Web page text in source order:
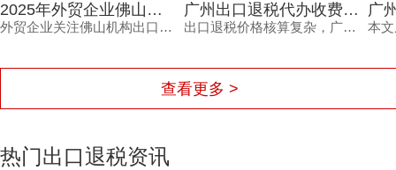
广州出口退税代办收费，为何从几千到上万不等？一文读懂
出口退税价格核算复杂，广州出口退税代办收费从几千到上万不等，究竟差在哪里？本文梳理影响收费的核心因素与价格核算风险，并解读鸿裕财税的透明报价策略。
广州专业办理出口退税报价如何确定？看完不再被低价套路
本文从销售收入、服务链路、风险承担等维度，分析广州专业办理出口退税报价的差异原因，帮助外贸企业负责人理性选择代办服务，兼顾成本与退税安全。同时介绍鸿裕财税的服务优势，提供免费方案定制。
查看更多 >
热门出口退税资讯